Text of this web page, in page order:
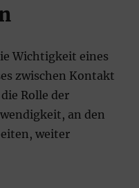
Wichtigkeit eines
zwischen Kontakt
Rolle der
an den
weiter